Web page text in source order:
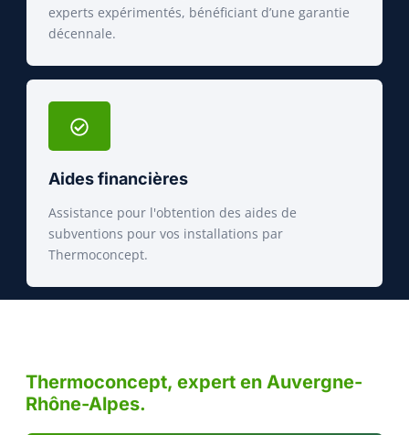
experts expérimentés, bénéficiant d’une garantie
décennale.
Aides financières
Assistance pour l'obtention des aides de
subventions pour vos installations par
Thermoconcept.
Thermoconcept, expert en Auvergne-
Rhône-Alpes.